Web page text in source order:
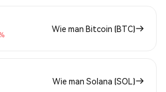
Wie man Bitcoin (BTC)
Wie man Solana (SOL)